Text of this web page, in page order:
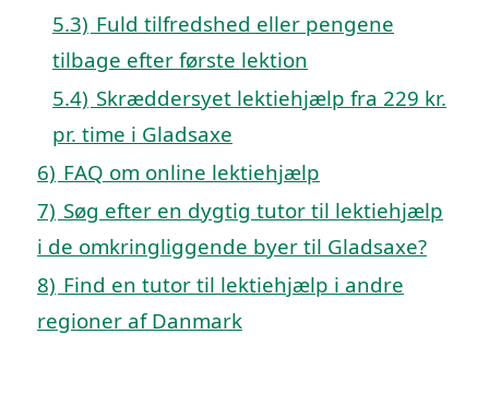
5.3) Fuld tilfredshed eller pengene
tilbage efter første lektion
5.4) Skræddersyet lektiehjælp fra 229 kr.
pr. time i Gladsaxe
6) FAQ om online lektiehjælp
7) Søg efter en dygtig tutor til lektiehjælp
i de omkringliggende byer til Gladsaxe?
8) Find en tutor til lektiehjælp i andre
regioner af Danmark